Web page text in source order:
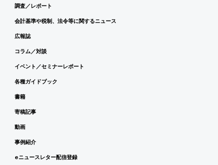
調査／レポート
会計基準や税制、法令等に関するニュース
広報誌
コラム／対談
イベント／セミナーレポート
各種ガイドブック
書籍
寄稿記事
動画
事例紹介
eニュースレター配信登録